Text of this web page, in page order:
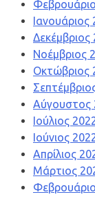
Ιανουάριος
Δεκέμβριος
Νοέμβριος
Οκτώβριος
Αύγουστος
Ιούλιος
Ιούνιος
Απρίλιος
Μάρτιος